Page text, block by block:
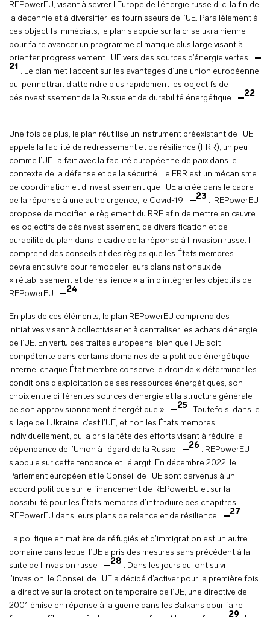
REPowerEU, visant à sevrer l’Europe de l’énergie russe d’ici la fin de
la décennie et à diversifier les fournisseurs de l’UE. Parallèlement à
ces objectifs immédiats, le plan s’appuie sur la crise ukrainienne
pour faire avancer un programme climatique plus large visant à
orienter progressivement l’UE vers des sources d’énergie vertes
21 . Le plan met l’accent sur les avantages d’une union européenne
qui permettrait d’atteindre plus rapidement les objectifs de
désinvestissement de la Russie et de durabilité énergétique
22
.
Une fois de plus, le plan réutilise un instrument préexistant de l’UE
appelé la facilité de redressement et de résilience (FRR), un peu
comme l’UE l’a fait avec la facilité européenne de paix dans le
contexte de la défense et de la sécurité. Le FRR est un mécanisme
de coordination et d’investissement que l’UE a créé dans le cadre
de la réponse à une autre urgence, le Covid-19
23 . REPowerEU
propose de modifier le règlement du RRF afin de mettre en œuvre
les objectifs de désinvestissement, de diversification et de
durabilité du plan dans le cadre de la réponse à l’invasion russe. Il
comprend des conseils et des règles que les États membres
devraient suivre pour remodeler leurs plans nationaux de
« rétablissement et de résilience » afin d’intégrer les objectifs de
REPowerEU
24 .
En plus de ces éléments, le plan REPowerEU comprend des
initiatives visant à collectiviser et à centraliser les achats d’énergie
de l’UE. En vertu des traités européens, bien que l’UE soit
compétente dans certains domaines de la politique énergétique
interne, chaque État membre conserve le droit de « déterminer les
conditions d’exploitation de ses ressources énergétiques, son
choix entre différentes sources d’énergie et la structure générale
de son approvisionnement énergétique »
25 . Toutefois, dans le
sillage de l’Ukraine, c’est l’UE, et non les États membres
individuellement, qui a pris la tête des efforts visant à réduire la
dépendance de l’Union à l’égard de la Russie
26 . REPowerEU
s’appuie sur cette tendance et l’élargit. En décembre 2022, le
Parlement européen et le Conseil de l’UE sont parvenus à un
accord politique sur le financement de REPowerEU et sur la
possibilité pour les États membres d’introduire des chapitres
REPowerEU dans leurs plans de relance et de résilience
27 .
La politique en matière de réfugiés et d’immigration est un autre
domaine dans lequel l’UE a pris des mesures sans précédent à la
suite de l’invasion russe
28 . Dans les jours qui ont suivi
l’invasion, le Conseil de l’UE a décidé d’activer pour la première fois
la directive sur la protection temporaire de l’UE, une directive de
2001 émise en réponse à la guerre dans les Balkans pour faire
29